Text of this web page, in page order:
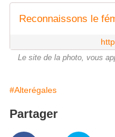
Reconnaissons le
Le site de la photo, vous
#Alterégales
Partager